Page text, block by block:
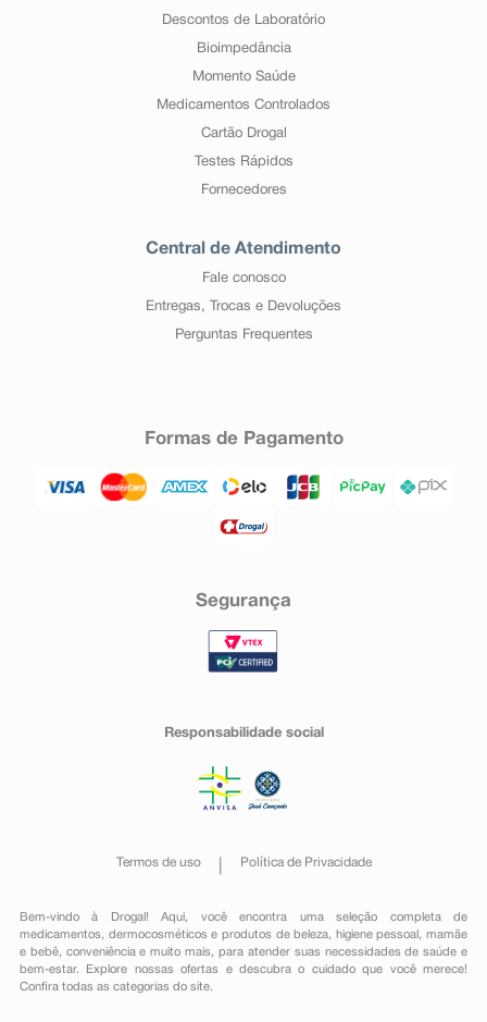
Descontos de Laboratório
Bioimpedância
Momento Saúde
Medicamentos Controlados
Cartão Drogal
Testes Rápidos
Fornecedores
Central de Atendimento
Fale conosco
Entregas, Trocas e Devoluções
Perguntas Frequentes
Formas de Pagamento
Segurança
Responsabilidade social
Termos de uso Política de Privacidade
Bem-vindo à Drogal! Aqui, você encontra uma seleção completa de
medicamentos , dermocosméticos e produtos de beleza, higiene pessoal ,mamãe
e bebê, conveniênciae muito mais, para atender suas necessidades de saúde e
bem-estar. Explore nossas ofertas e descubra o cuidado que você merece!
Confira todas as categorias do site.